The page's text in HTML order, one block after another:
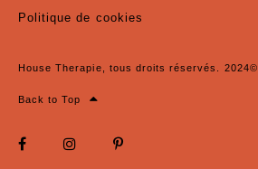
Politique de cookies
House Therapie, tous droits réservés. 2024©
Back to Top